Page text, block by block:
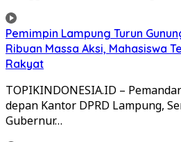
Pemimpin Lampung Turun
Ribuan Massa Aksi, Mahasiswa
Rakyat
TOPIKINDONESIA.ID –
depan Kantor DPRD Lampung,
Gubernur…